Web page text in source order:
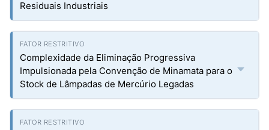
Residuais Industriais
Complexidade da Eliminação Progressiva
Impulsionada pela Convenção de Minamata para o
Stock de Lâmpadas de Mercúrio Legadas